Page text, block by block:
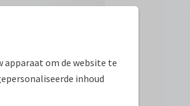
apparaat om de website te
inhoud